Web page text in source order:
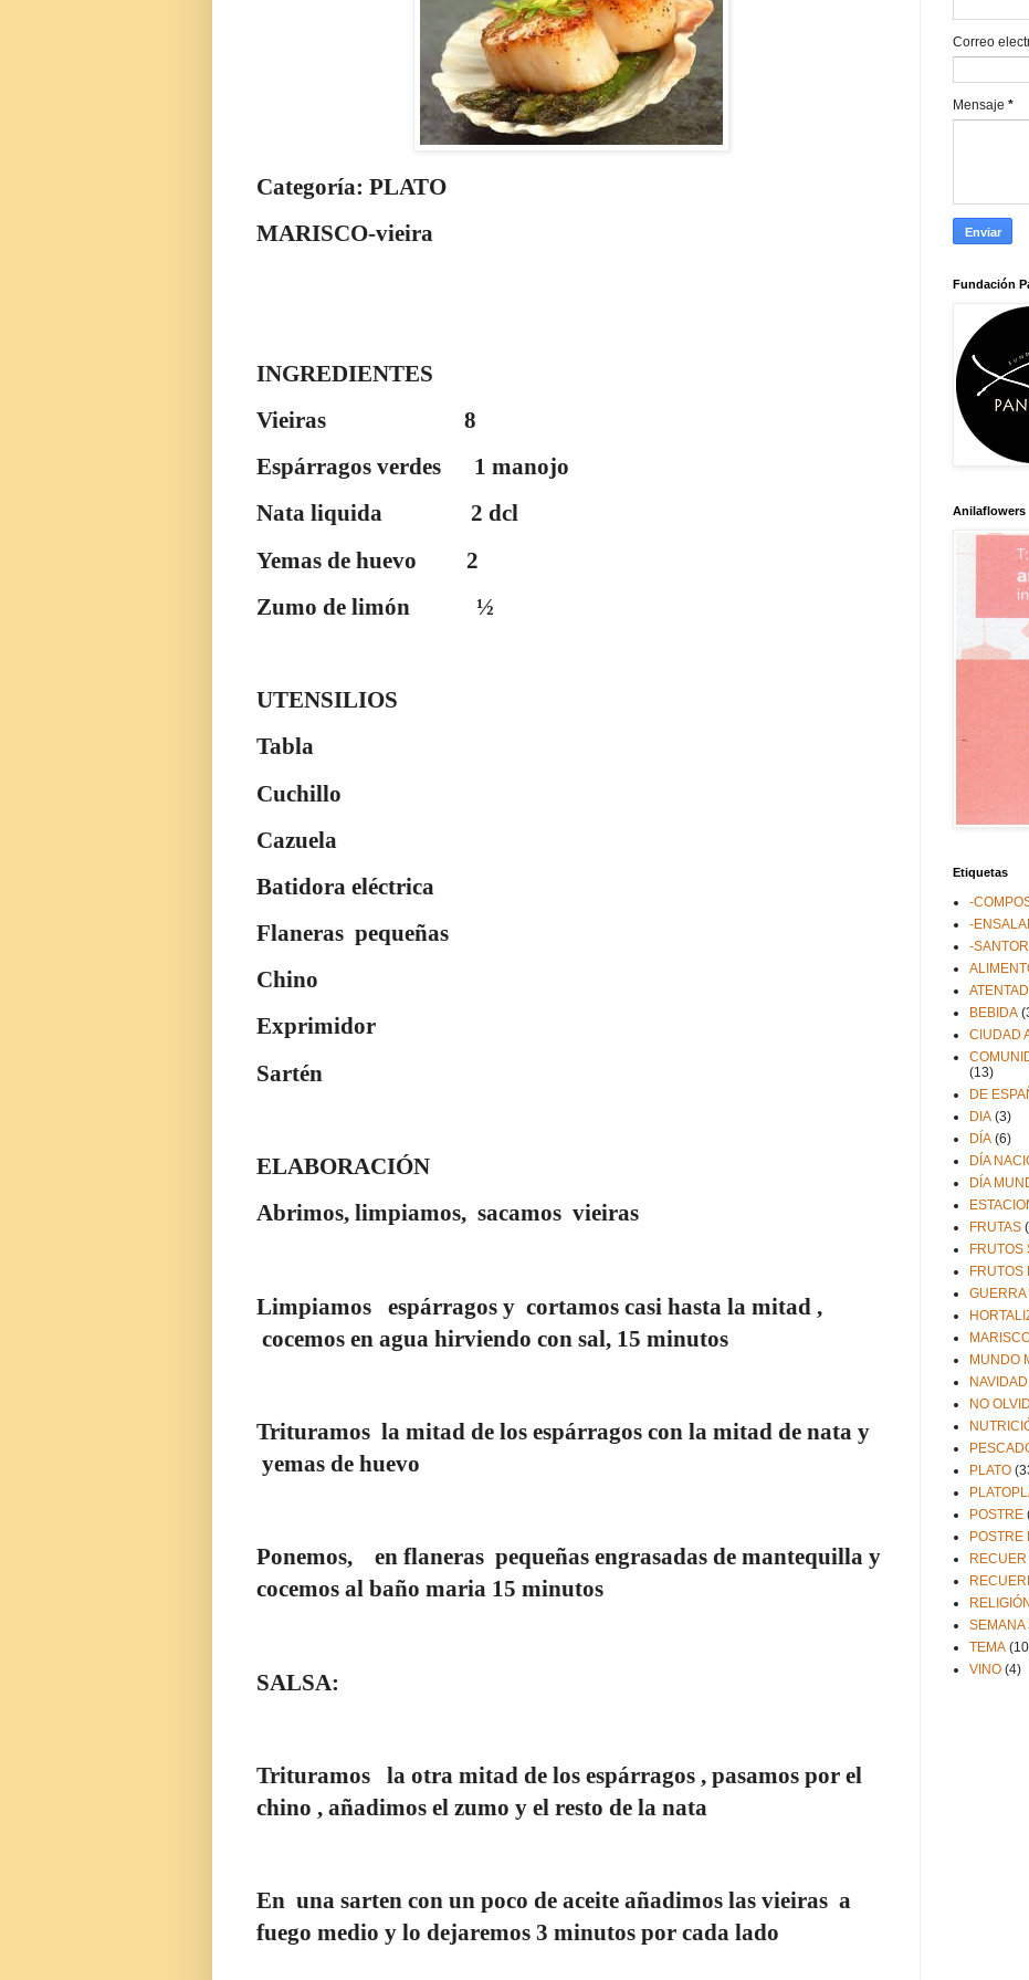
Categoría: PLATO
MARISCO-vieira
INGREDIENTES
Vieiras
8
Espárragos verdes
1 manojo
Nata liquida
2 dcl
Yemas de huevo
2
Zumo de limón
½
UTENSILIOS
Tabla
Cuchillo
Cazuela
Batidora eléctrica
Flaneras pequeñas
Chino
Exprimidor
Sartén
ELABORACIÓN
Abrimos, limpiamos, sacamos vieiras
Limpiamos espárragos y cortamos casi hasta la mitad ,
cocemos en agua hirviendo con sal, 15 minutos
Trituramos la mitad de los espárragos con la mitad de nata y
yemas de huevo
Ponemos, en flaneras pequeñas engrasadas de mantequilla y
cocemos al baño maria 15 minutos
SALSA:
Trituramos
la otra mitad de los espárragos , pasamos por el
chino , añadimos el zumo y el resto de la nata
En una sarten con un poco de aceite añadimos las vieiras a
fuego medio y lo dejaremos 3 minutos por cada lado
Correo
Mensaje *
Fundación
Anilaflowers
Etiquetas
-
-
-
BEBIDA
CIUDAD
(13)
DE
DIA (3)
DÍA (6)
DÍA
DÍA
FRUTAS
FRUTOS
FRUTOS
MUNDO
NAVIDAD
NO
PLATO
POSTRE
POSTRE
RECUER
RELIGIÓN
SEMANA
TEMA
VINO (4)